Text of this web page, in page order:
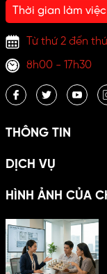
Thời gian làm việc
Từ thứ 2 đến
8h00 - 17h30
THÔNG TIN
DỊCH VỤ
HÌNH ẢNH CỦA